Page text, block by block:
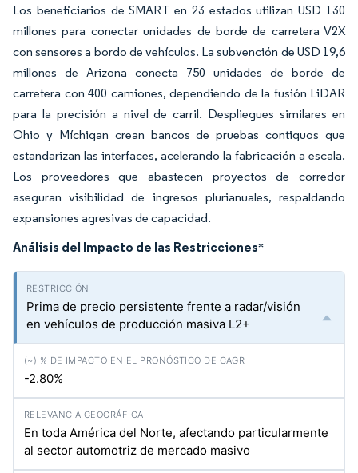
Los beneficiarios de SMART en 23 estados utilizan USD 130
millones para conectar unidades de borde de carretera V2X
con sensores a bordo de vehículos. La subvención de USD 19,6
millones de Arizona conecta 750 unidades de borde de
carretera con 400 camiones, dependiendo de la fusión LiDAR
para la precisión a nivel de carril. Despliegues similares en
Ohio y Míchigan crean bancos de pruebas contiguos que
estandarizan las interfaces, acelerando la fabricación a escala.
Los proveedores que abastecen proyectos de corredor
aseguran visibilidad de ingresos plurianuales, respaldando
expansiones agresivas de capacidad.
Análisis del Impacto de las Restricciones*
Prima de precio persistente frente a radar/visión
en vehículos de producción masiva L2+
-2.80%
En toda América del Norte, afectando particularmente
al sector automotriz de mercado masivo